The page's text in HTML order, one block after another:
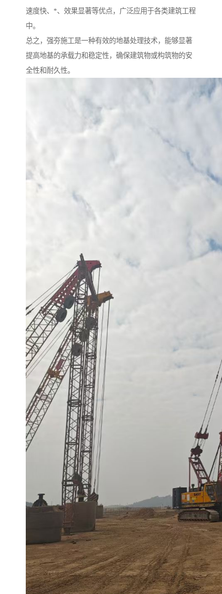
速度快、*、效果显著等优点，广泛应用于各类建筑工程
中。
总之，强夯施工是一种有效的地基处理技术，能够显著
提高地基的承载力和稳定性，确保建筑物或构筑物的安
全性和耐久性。